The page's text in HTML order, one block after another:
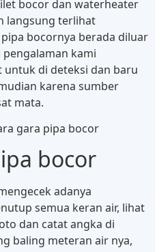
bocor dan waterheater
langsung terlihat
bocornya berada diluar
kami
untuk di deteksi dan baru
karena sumber
mata.
bocor
adanya
semua keran air, lihat
dan catat angka di
baling meteran air nya,